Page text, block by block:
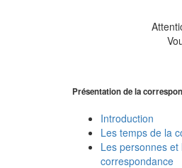
Présentation de la
Introduction
Les temps de la
Les personnes
correspondance